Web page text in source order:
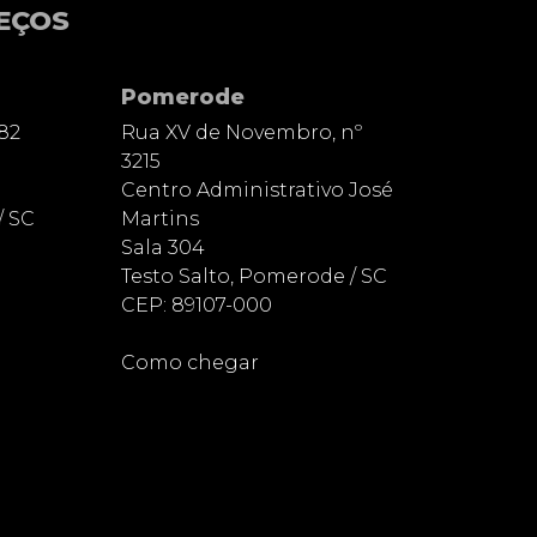
Pomerode
Rua XV de Novembro, nº
3215
Centro Administrativo José
Martins
Sala 304
Testo Salto, Pomerode / SC
CEP: 89107-000
Como chegar